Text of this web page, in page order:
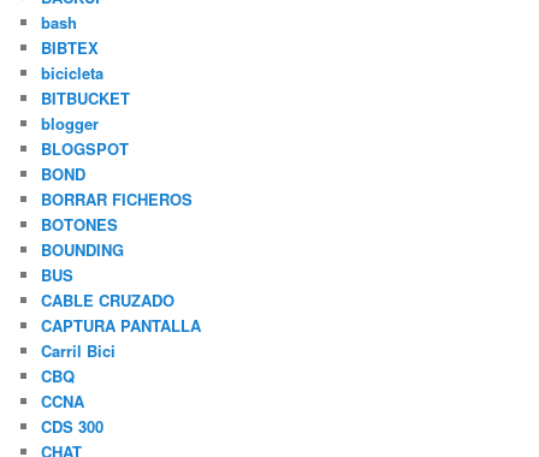
bash
BIBTEX
bicicleta
BITBUCKET
blogger
BLOGSPOT
BOND
BORRAR FICHEROS
BOTONES
BOUNDING
BUS
CABLE CRUZADO
CAPTURA PANTALLA
Carril Bici
CBQ
CCNA
CDS 300
CHAT